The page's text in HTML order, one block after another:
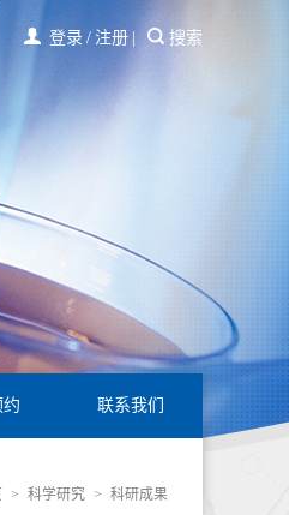
登录 / 注册 搜索
联系我们
> 科学研究 > 科研成果